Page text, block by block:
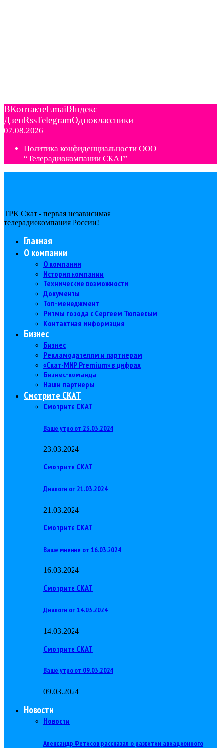
ВКонтактеEmailЯндекс
ДзенRssTelegramОдноклассники
07.08.2026
Политика конфиденциальности ООО
“Телерадиокомпании СКАТ”
ТРК Скат - первая независимая
телерадиокомпания Роcсии!
Главная
О компании
О компании
История компании
Технические возможности
Документы
Топ-менеджмент
Ритмы города с Сергеем Тюпаевым
Контактная информация
Бизнес
Бизнес
Рекламодателям и партнерам
«Скат-МИР Premium» в цифрах
Бизнес-команда
Наши партнеры
Смотрите СКАТ
Смотрите СКАТ
Ваше утро от 23.03.2024
23.03.2024
Смотрите СКАТ
Диалоги от 21.03.2024
21.03.2024
Смотрите СКАТ
Ваше мнение от 16.03.2024
16.03.2024
Смотрите СКАТ
Диалоги от 14.03.2024
14.03.2024
Смотрите СКАТ
Ваше утро от 09.03.2024
09.03.2024
Новости
Новости
Александр Фетисов рассказал о развитии авиационного